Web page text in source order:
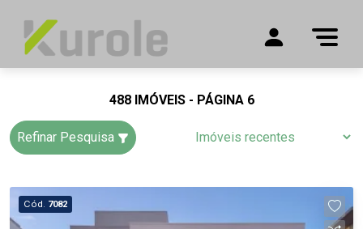
488 IMÓVEIS - PÁGINA 6
Refinar Pesquisa
Cód. 7082